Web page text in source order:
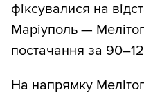
фіксувалися на
Маріуполь —
постачання за
На напрямку